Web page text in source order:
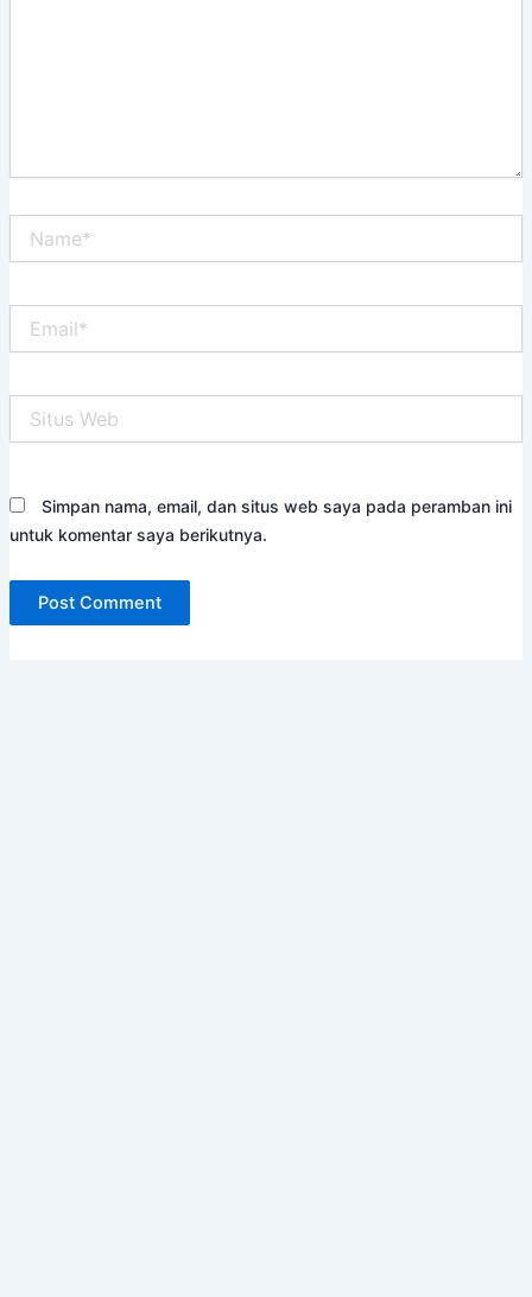
Web
Simpan nama, email, dan situs web saya pada peramban ini
untuk komentar saya berikutnya.